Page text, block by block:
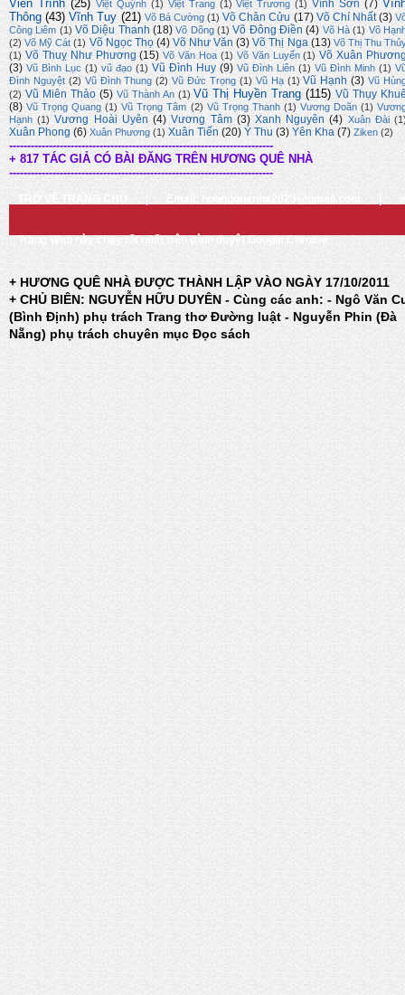
Viễn Trình (25) Việt Quỳnh (1) Việt Trang (1) Việt Trương (1) Vĩnh Sơn (7)
Thông (43) Vĩnh Tuy (21) Võ Bá Cường (1) Võ Chân Cửu (17) Võ Chí Nhất (3)
Công Liêm (1) Võ Diệu Thanh (18) Võ Dõng (1) Võ Đông Điền (4) Võ Hà (1) Võ
(2) Võ Mỹ Cát (1) Võ Ngọc Thọ (4) Võ Như Văn (3) Võ Thị Nga (13) Võ Thị Thu
(1) Võ Thuỵ Như Phương (15) Võ Văn Hoa (1) Võ Văn Luyến (1) Võ Xuân
(3) Vũ Bình Lục (1) vũ đạo (1) Vũ Đình Huy (9) Vũ Đình Liên (1) Vũ Đình Minh (1)
Đình Nguyệt (2) Vũ Đình Thung (2) Vũ Đức Trọng (1) Vũ Hạ (1) Vũ Hạnh (3) Vũ
(2) Vũ Miên Thảo (5) Vũ Thành An (1) Vũ Thị Huyền Trang (115) Vũ Thụy
(8) Vũ Trọng Quang (1) Vũ Trọng Tâm (2) Vũ Trọng Thanh (1) Vương Doãn (1)
Hạnh (1) Vương Hoài Uyên (4) Vương Tâm (3) Xanh Nguyên (4) Xuân Đài
Xuân Phong (6) Xuân Phương (1) Xuân Tiến (20) Ý Thu (3) Yên Kha (7) Ziken (2)
-------------------------------------------------------------------------
+ 817 TÁC GIẢ CÓ BÀI ĐĂNG TRÊN HƯƠNG QUÊ NHÀ
-------------------------------------------------------------------------
TRỞ VỀ TRANG CHỦ Email: huongquenha2023@gmail.com
Trang Web này chạy tốt nhất trên trình duyệt Google Chrome
+ HƯƠNG QUÊ NHÀ ĐƯỢC THÀNH LẬP VÀO NGÀY 17/10/2011
+ CHỦ BIÊN: NGUYỄN HỮU DUYÊN - Cùng các anh: - Ngô Văn
(Bình Định) phụ trách Trang thơ Đường luật - Nguyễn Phin (Đà
Nẵng) phụ trách chuyên mục Đọc sách